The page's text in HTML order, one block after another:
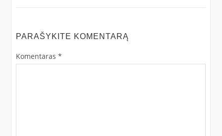
PARAŠYKITE KOMENTARĄ
Komentaras *